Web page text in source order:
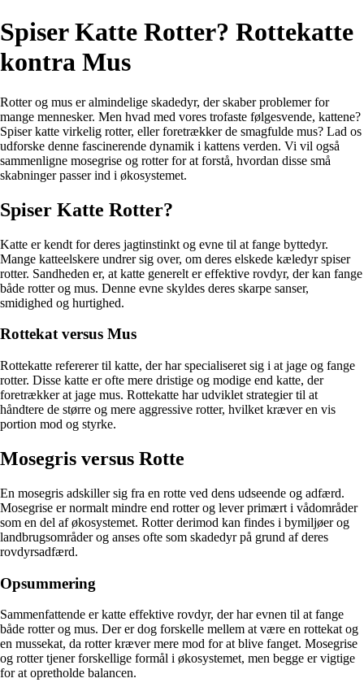
Spiser Katte Rotter? Rottekatte
kontra Mus
Rotter og mus er almindelige skadedyr, der skaber problemer for
mange mennesker. Men hvad med vores trofaste følgesvende, kattene?
Spiser katte virkelig rotter, eller foretrækker de smagfulde mus? Lad os
udforske denne fascinerende dynamik i kattens verden. Vi vil også
sammenligne mosegrise og rotter for at forstå, hvordan disse små
skabninger passer ind i økosystemet.
Spiser Katte Rotter?
Katte er kendt for deres jagtinstinkt og evne til at fange byttedyr.
Mange katteelskere undrer sig over, om deres elskede kæledyr spiser
rotter. Sandheden er, at katte generelt er effektive rovdyr, der kan fange
både rotter og mus. Denne evne skyldes deres skarpe sanser,
smidighed og hurtighed.
Rottekat versus Mus
Rottekatte refererer til katte, der har specialiseret sig i at jage og fange
rotter. Disse katte er ofte mere dristige og modige end katte, der
foretrækker at jage mus. Rottekatte har udviklet strategier til at
håndtere de større og mere aggressive rotter, hvilket kræver en vis
portion mod og styrke.
Mosegris versus Rotte
En mosegris adskiller sig fra en rotte ved dens udseende og adfærd.
Mosegrise er normalt mindre end rotter og lever primært i vådområder
som en del af økosystemet. Rotter derimod kan findes i bymiljøer og
landbrugsområder og anses ofte som skadedyr på grund af deres
rovdyrsadfærd.
Opsummering
Sammenfattende er katte effektive rovdyr, der har evnen til at fange
både rotter og mus. Der er dog forskelle mellem at være en rottekat og
en mussekat, da rotter kræver mere mod for at blive fanget. Mosegrise
og rotter tjener forskellige formål i økosystemet, men begge er vigtige
for at opretholde balancen.